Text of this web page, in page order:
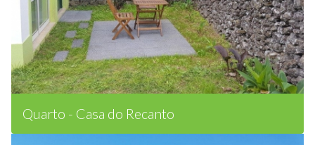
Quarto - Casa do Recanto